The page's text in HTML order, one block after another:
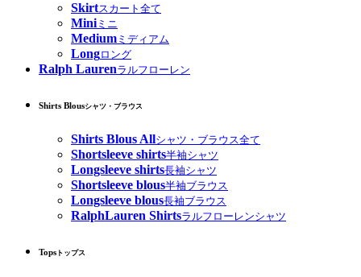
Skirtスカート全て
Miniミニ
Medium ミディアム
Longロング
Ralph Laurenラルフローレン
Shirts Blousシャツ・ブラウス
Shirts Blous Allシャツ・ブラウス全て
Shortsleeve shirts半袖シャツ
Longsleeve shirts長袖シャツ
Shortsleeve blous半袖ブラウス
Longsleeve blous長袖ブラウス
RalphLauren Shirtsラルフローレンシャツ
Tops トップス